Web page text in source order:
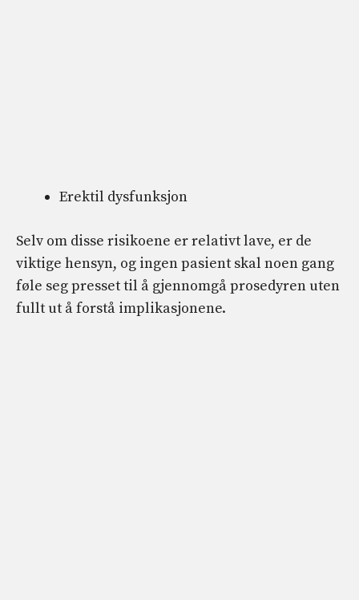
Erektil dysfunksjon
Selv om disse risikoene er relativt lave, er de
viktige hensyn, og ingen pasient skal noen gang
føle seg presset til å gjennomgå prosedyren uten
fullt ut å forstå implikasjonene.